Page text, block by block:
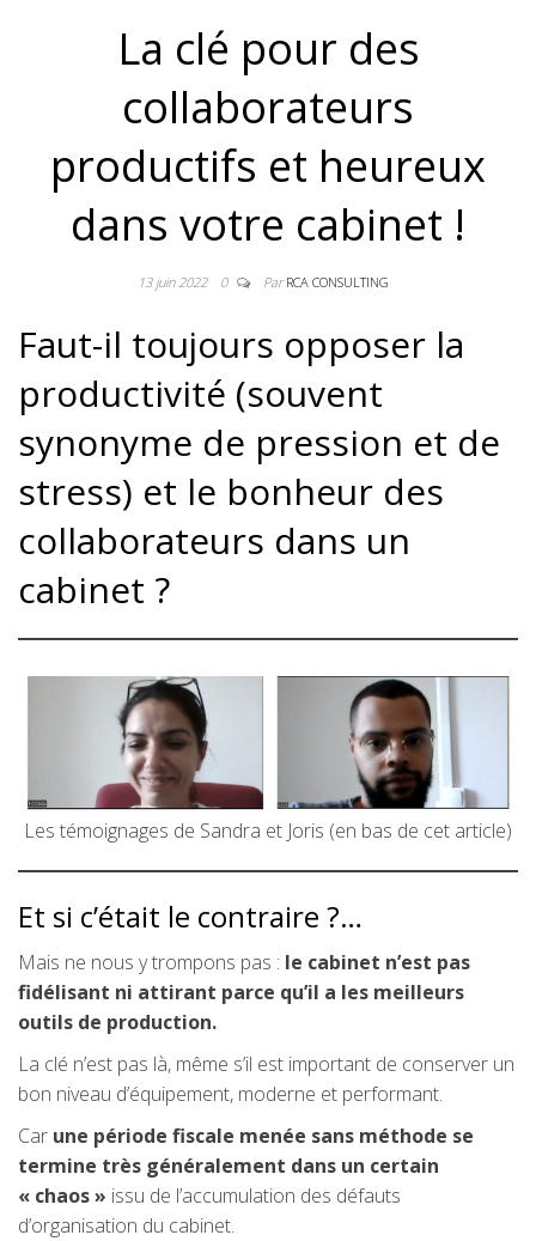
La clé pour des
collaborateurs
productifs et heureux
dans votre cabinet !
13 juin 2022 0 ParRCA CONSULTING
Faut-il toujours opposer la
productivité (souvent
synonyme de pression et de
stress) et le bonheur des
collaborateurs dans un
cabinet ?
Les témoignages de Sandra et Joris (en bas de cet article)
Et si c’était le contraire ?…
Mais ne nous y trompons pas : le cabinet n’est pas
fidélisant ni attirant parce qu’il a les meilleurs
outils de production.
La clé n’est pas là, même s’il est important de conserver un
bon niveau d’équipement, moderne et performant.
Car une période fiscale menée sans méthode se
termine très généralement dans un certain
« chaos » issu de l’accumulation des défauts
d’organisation du cabinet.